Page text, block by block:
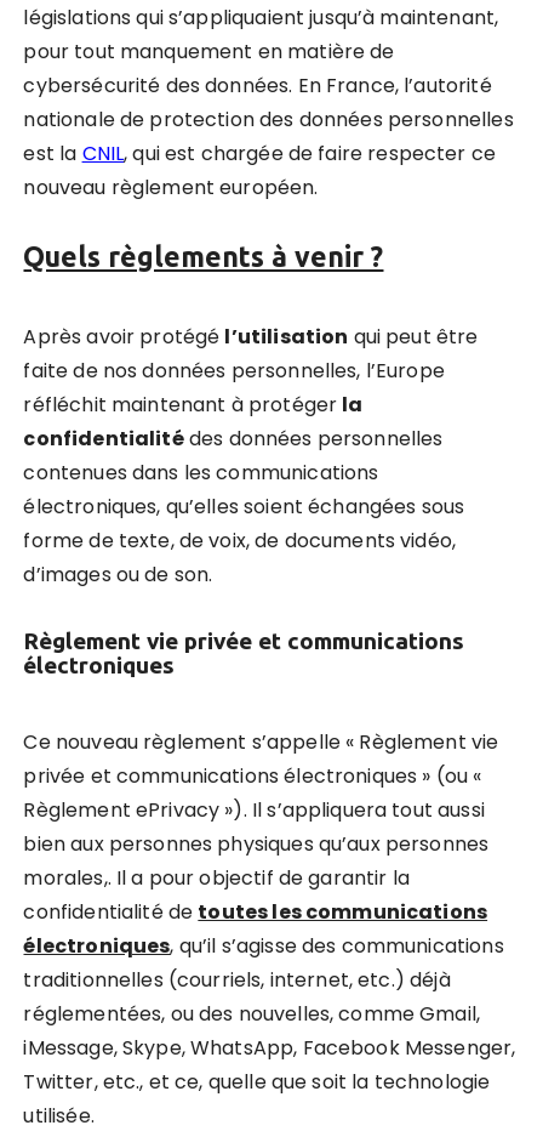
législations qui s’appliquaient jusqu’à maintenant,
pour tout manquement en matière de
cybersécurité des données. En France, l’autorité
nationale de protection des données personnelles
est la CNIL, qui est chargée de faire respecter ce
nouveau règlement européen.
Quels règlements à venir ?
Après avoir protégé l’utilisation qui peut être
faite de nos données personnelles, l’Europe
réfléchit maintenant à protéger la
confidentialitédes données personnelles
contenues dans les communications
électroniques, qu’elles soient échangées sous
forme de texte, de voix, de documents vidéo,
d’images ou de son.
Règlement vie privée et communications
électroniques
Ce nouveau règlement s’appelle « Règlement vie
privée et communications électroniques » (ou «
Règlement ePrivacy »). Il s’appliquera tout aussi
bien aux personnes physiques qu’aux personnes
morales,. Il a pour objectif de garantir la
confidentialité de toutes les communications
électroniques, qu’il s’agisse des communications
traditionnelles (courriels, internet, etc.) déjà
réglementées, ou des nouvelles, comme Gmail,
iMessage, Skype, WhatsApp, Facebook Messenger,
Twitter, etc., et ce, quelle que soit la technologie
utilisée.